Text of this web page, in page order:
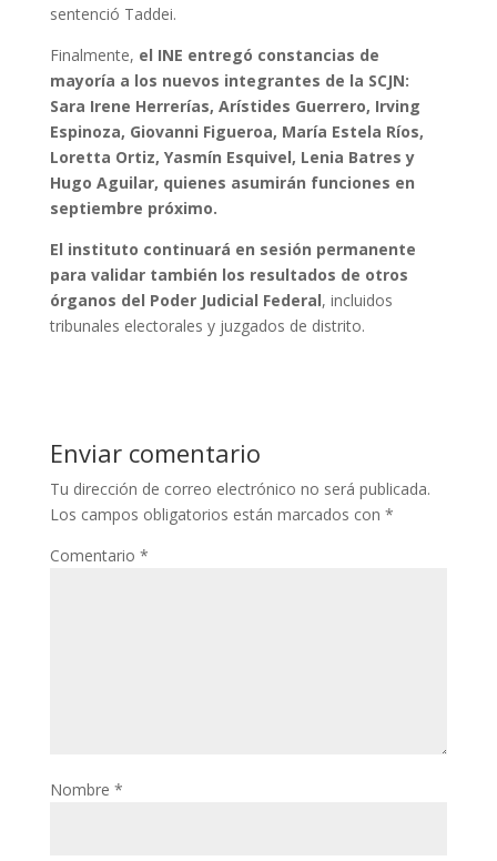
sentenció Taddei.
Finalmente, el INE entregó constancias de
mayoría a los nuevos integrantes de la SCJN:
Sara Irene Herrerías, Arístides Guerrero, Irving
Espinoza, Giovanni Figueroa, María Estela Ríos,
Loretta Ortiz, Yasmín Esquivel, Lenia Batres y
Hugo Aguilar, quienes asumirán funciones en
septiembre próximo.
El instituto continuará en sesión permanente
para validar también los resultados de otros
órganos del Poder Judicial Federal, incluidos
tribunales electorales y juzgados de distrito.
Enviar comentario
Tu dirección de correo electrónico no será publicada.
Los campos obligatorios están marcados con *
Comentario *
Nombre *